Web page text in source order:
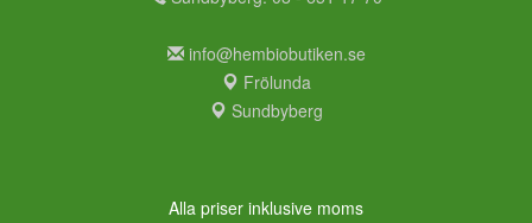
info@hembiobutiken.se
Frölunda
Sundbyberg
Alla priser inklusive moms